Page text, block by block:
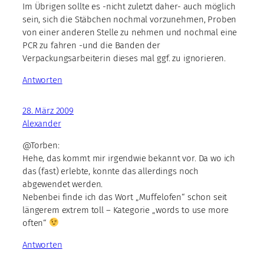
Im Übrigen sollte es -nicht zuletzt daher- auch möglich
sein, sich die Stäbchen nochmal vorzunehmen, Proben
von einer anderen Stelle zu nehmen und nochmal eine
PCR zu fahren -und die Banden der
Verpackungsarbeiterin dieses mal ggf. zu ignorieren.
Antworten
28. März 2009
Alexander
@Torben:
Hehe, das kommt mir irgendwie bekannt vor. Da wo ich
das (fast) erlebte, konnte das allerdings noch
abgewendet werden.
Nebenbei finde ich das Wort „Muffelofen“ schon seit
längerem extrem toll – Kategorie „words to use more
often“
Antworten